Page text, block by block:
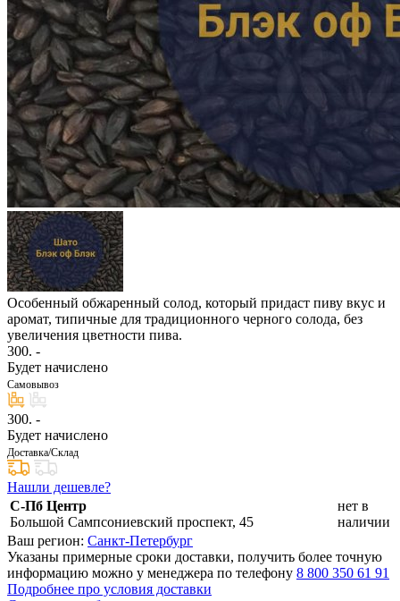
Особенный обжаренный солод, который придаст пиву вкус и
аромат, типичные для традиционного черного солода, без
увеличения цветности пива.
300. -
Будет начислено
Самовывоз
300. -
Будет начислено
Доставка/Склад
Нашли дешевле?
С-Пб Центр
Большой Сампсониевский проспект, 45
нет в
наличии
Ваш регион: Санкт-Петербург
Указаны примерные сроки доставки, получить более точную
информацию можно у менеджера по телефону 8 800 350 61 91
Подробнее про условия доставки